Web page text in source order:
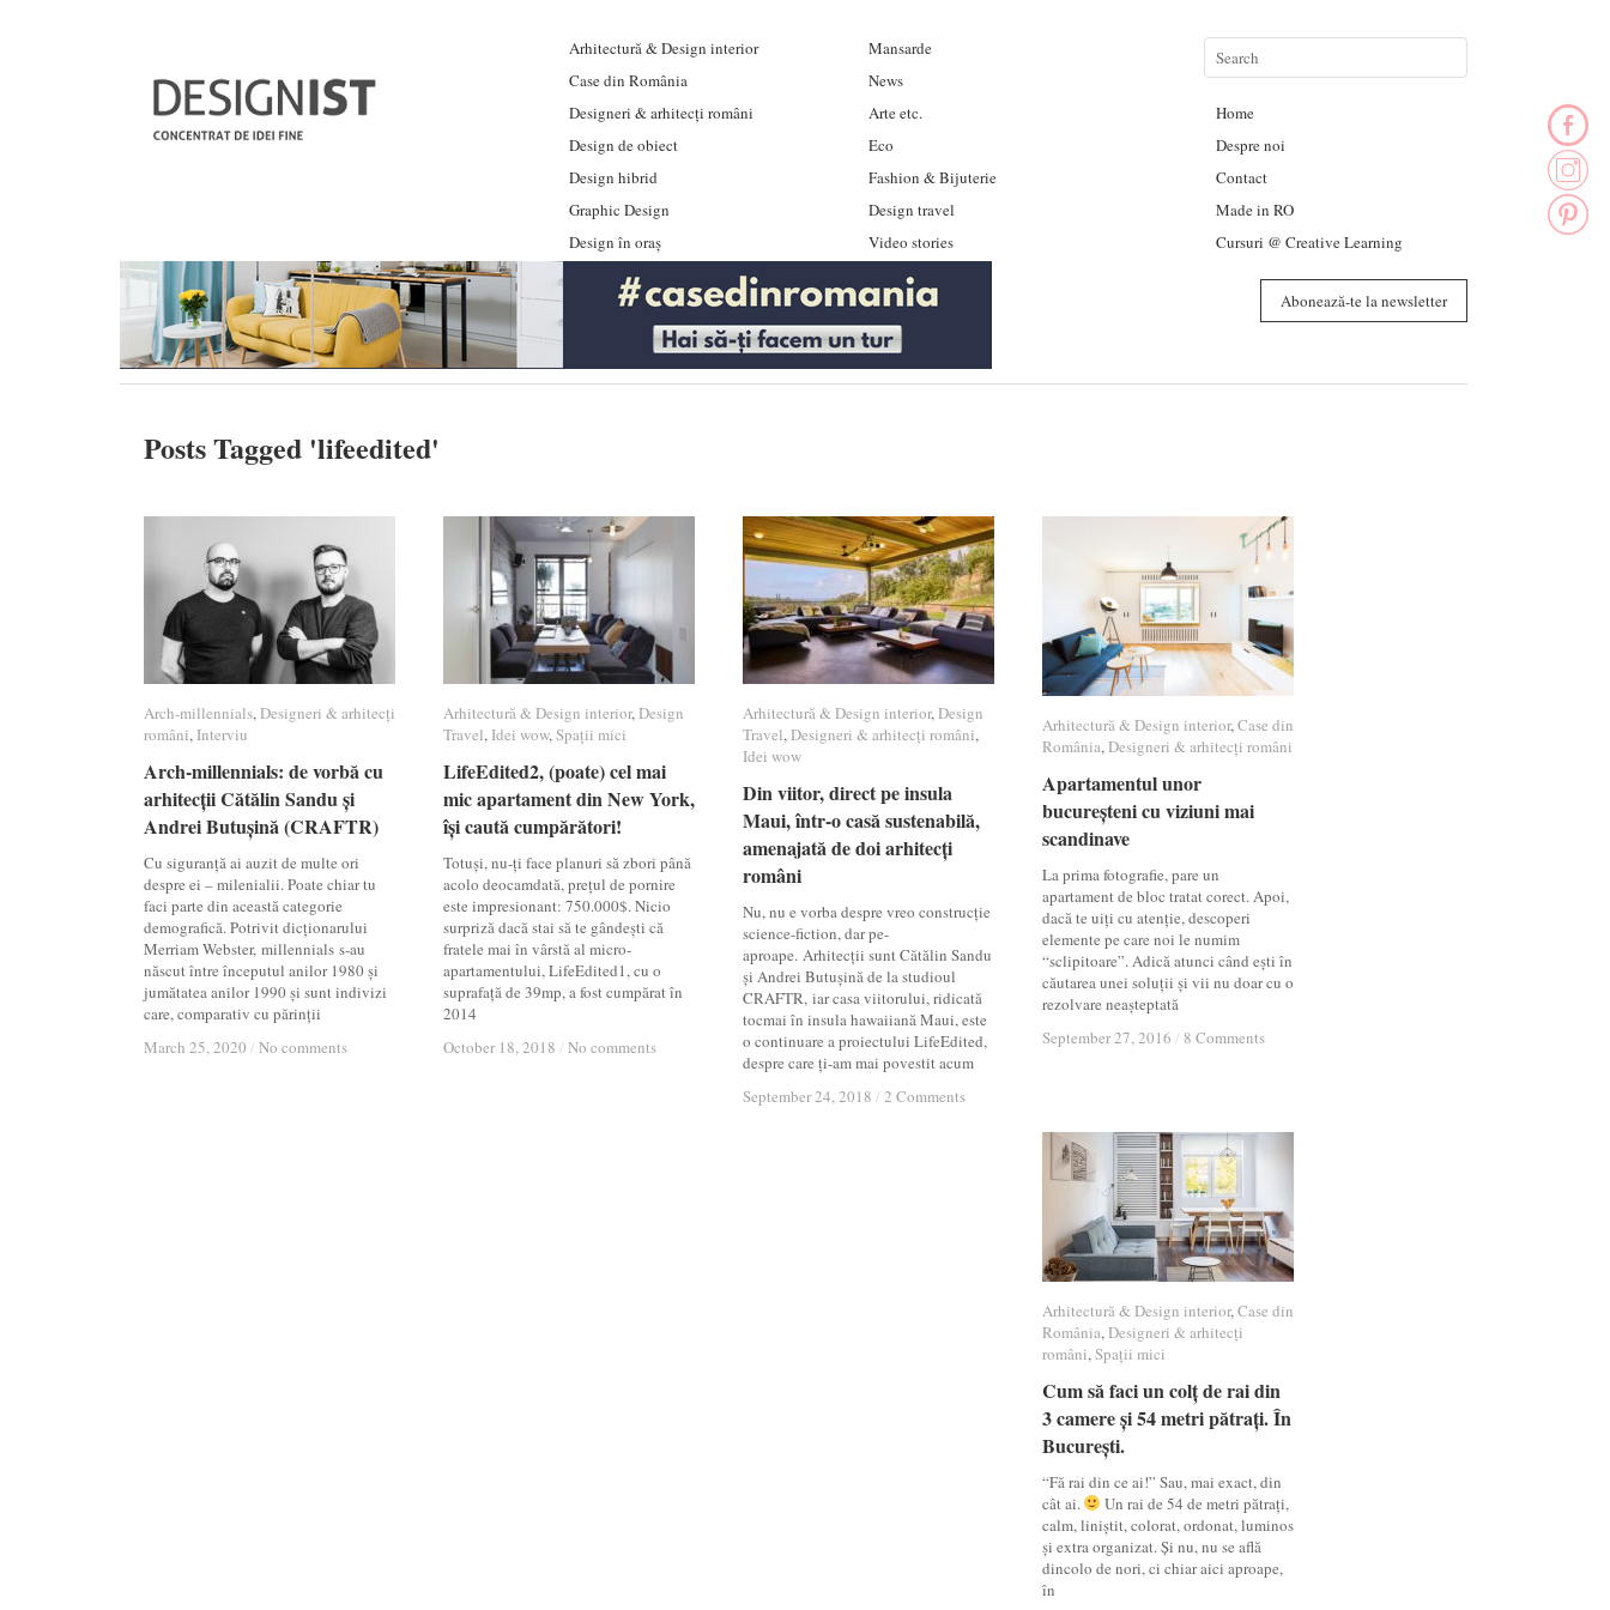
Arhitectură & Design interior
Case din România
Designeri & arhitecți români
Design de obiect
Design hibrid
Graphic Design
Design în oraș
Mansarde
News
Arte etc.
Eco
Fashion & Bijuterie
Design travel
Video stories
Home
Despre noi
Contact
Made in RO
Cursuri @ Creative Learning
Abonează-te la newsletter
Posts Tagged 'lifeedited'
Arch-millennials,Designeri & arhitecți
români, Interviu
Arch-millennials: de vorbă cu
arhitecții Cătălin Sandu și
Andrei Butușină (CRAFTR)
Cu siguranță ai auzit de multe ori
despre ei – milenialii. Poate chiar tu
faci parte din această categorie
demografică. Potrivit dicționarului
Merriam Webster, millennials s-au
născut între începutul anilor 1980 și
jumătatea anilor 1990 și sunt indivizi
care, comparativ cu părinții
March 25, 2020 / No comments
Arch-millennials Designeri & arhitecți
români Interviu
Arch-millennials: de vorbă cu
arhitecții Cătălin Sandu și
Andrei Butușină (CRAFTR)
March 25, 2020 / No comments
Arhitectură & Design interior,Design
Travel, Idei wow,Spații mici
LifeEdited2, (poate) cel mai
mic apartament din New York,
își caută cumpărători!
Totuși, nu-ți face planuri să zbori până
acolo deocamdată, prețul de pornire
este impresionant: 750.000$. Nicio
surpriză dacă stai să te gândești că
fratele mai în vârstă al micro-
apartamentului, LifeEdited1, cu o
suprafață de 39mp, a fost cumpărat în
2014
October 18, 2018 / No comments
Arhitectură & Design interior Design
Travel Idei wow Spații mici
LifeEdited2, (poate) cel mai
mic apartament din New York,
își caută cumpărători!
October 18, 2018 / No comments
Arhitectură & Design interior,Design
Travel,Designeri & arhitecți români,
Idei wow
Din viitor, direct pe insula
Maui, într-o casă sustenabilă,
amenajată de doi arhitecți
români
Nu, nu e vorba despre vreo construcție
science-fiction, dar pe-
aproape. Arhitecții sunt Cătălin Sandu
și Andrei Butușină de la studioul
CRAFTR, iar casa viitorului, ridicată
tocmai în insula hawaiiană Maui, este
o continuare a proiectului LifeEdited,
despre care ți-am mai povestit acum
September 24, 2018 / 2 Comments
Arhitectură & Design interior Design
Travel Designeri & arhitecți români
Idei wow
Din viitor, direct pe insula
Maui, într-o casă sustenabilă,
amenajată de doi arhitecți
români
September 24, 2018 / 2 Comments
Arhitectură & Design interior,Case din
România,Designeri & arhitecți români
Apartamentul unor
bucureșteni cu viziuni mai
scandinave
La prima fotografie, pare un
apartament de bloc tratat corect. Apoi,
dacă te uiți cu atenție, descoperi
elemente pe care noi le numim
“sclipitoare”. Adică atunci când ești în
căutarea unei soluții și vii nu doar cu o
rezolvare neașteptată
September 27, 2016 / 8 Comments
Arhitectură & Design interior Case din
România Designeri & arhitecți români
Apartamentul unor
bucureșteni cu viziuni mai
scandinave
September 27, 2016 / 8 Comments
Arhitectură & Design interior,Case din
România,Designeri & arhitecți
români,Spații mici
Cum să faci un colț de rai din
3 camere și 54 metri pătrați. În
București.
“Fă rai din ce ai!” Sau, mai exact, din
cât ai.
Un rai de 54 de metri pătrați,
calm, liniștit, colorat, ordonat, luminos
și extra organizat. Și nu, nu se află
dincolo de nori, ci chiar aici aproape,
în
Arhitectură & Design interior Case din
România Designeri & arhitecți
români Spații mici
Cum să faci un colț de rai din
3 camere și 54 metri pătrați. În
București.